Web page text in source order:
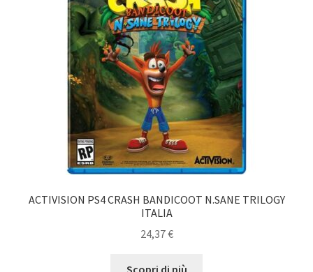
ACTIVISION PS4 CRASH BANDICOOT N.SANE TRILOGY
ITALIA
24,37€